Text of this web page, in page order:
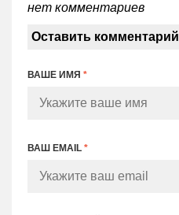
нет комментариев
Оставить комментарий
ВАШЕ ИМЯ *
ВАШ EMAIL *